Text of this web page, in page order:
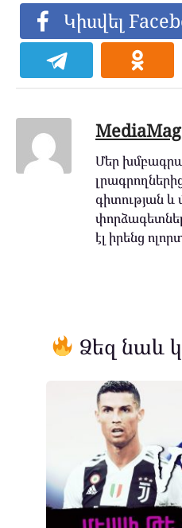
Կիսվել
MediaMag
Մեր
գիտության և
էլ իրենց
Ձեզ նաև